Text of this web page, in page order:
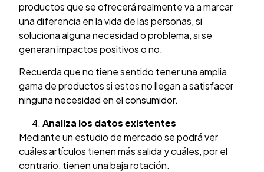
productos que se ofrecerá realmente va a marcar
una diferencia en la vida de las personas, si
soluciona alguna necesidad o problema, si se
generan impactos positivos o no.
Recuerda que no tiene sentido tener una amplia
gama de productos si estos no llegan a satisfacer
ninguna necesidad en el consumidor.
Analiza los datos existentes
Mediante un estudio de mercado se podrá ver
cuáles artículos tienen más salida y cuáles, por el
contrario, tienen una baja rotación.